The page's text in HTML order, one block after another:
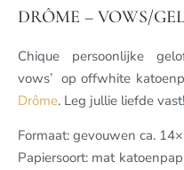
DRÔME – VOWS/
Chique persoonlijke
vows’ op offwhite
Drôme. Leg jullie liefde
Formaat: gevouwen ca.
Papiersoort: mat